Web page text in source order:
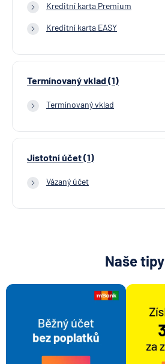
Kreditní karta Premium
Kreditní karta EASY
Termínovaný vklad (1)
Termínovaný vklad
Jistotní účet (1)
Vázaný účet
Naše tipy